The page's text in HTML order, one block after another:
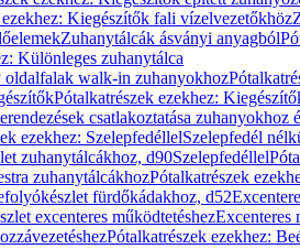
Kiegészítők fali vízelvezetőkhöz
Zuhanytálcák ásványi anyagból
Különleges zuhanytálca
oldalfalak walk-in zuhanyokhoz
Pótalkatrészek ezekhez:
csatlakoztatása zuhanyokhoz
ezekhez: SzelepfedéllelSzelepfedél
zuhanytálcákhoz, d90Szelepfedéllel
zuhanytálcákhozPótalkatrészek
fürdőkádakhoz, d52
excenteres működtetéshezExcenteres
Pótalkatrészek ezekhez: